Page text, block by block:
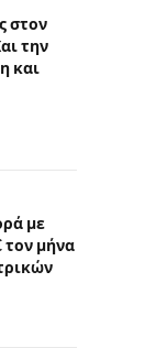
στον
την
και
με
τον μήνα